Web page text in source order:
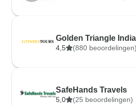
Golden Triangle
4,5 (880 beoordelingen)
SafeHands Travels
5,0 (25 beoordelingen)